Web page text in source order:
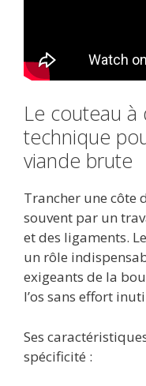
Le couteau à
technique
viande brute
Trancher une côte
souvent par un
et des ligaments.
un rôle
exigeants de la
l’os sans effort
Ses
spécificité :